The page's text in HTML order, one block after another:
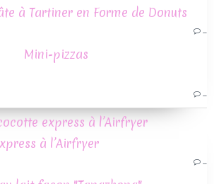
Mini-pizzas
express à l’Airfryer